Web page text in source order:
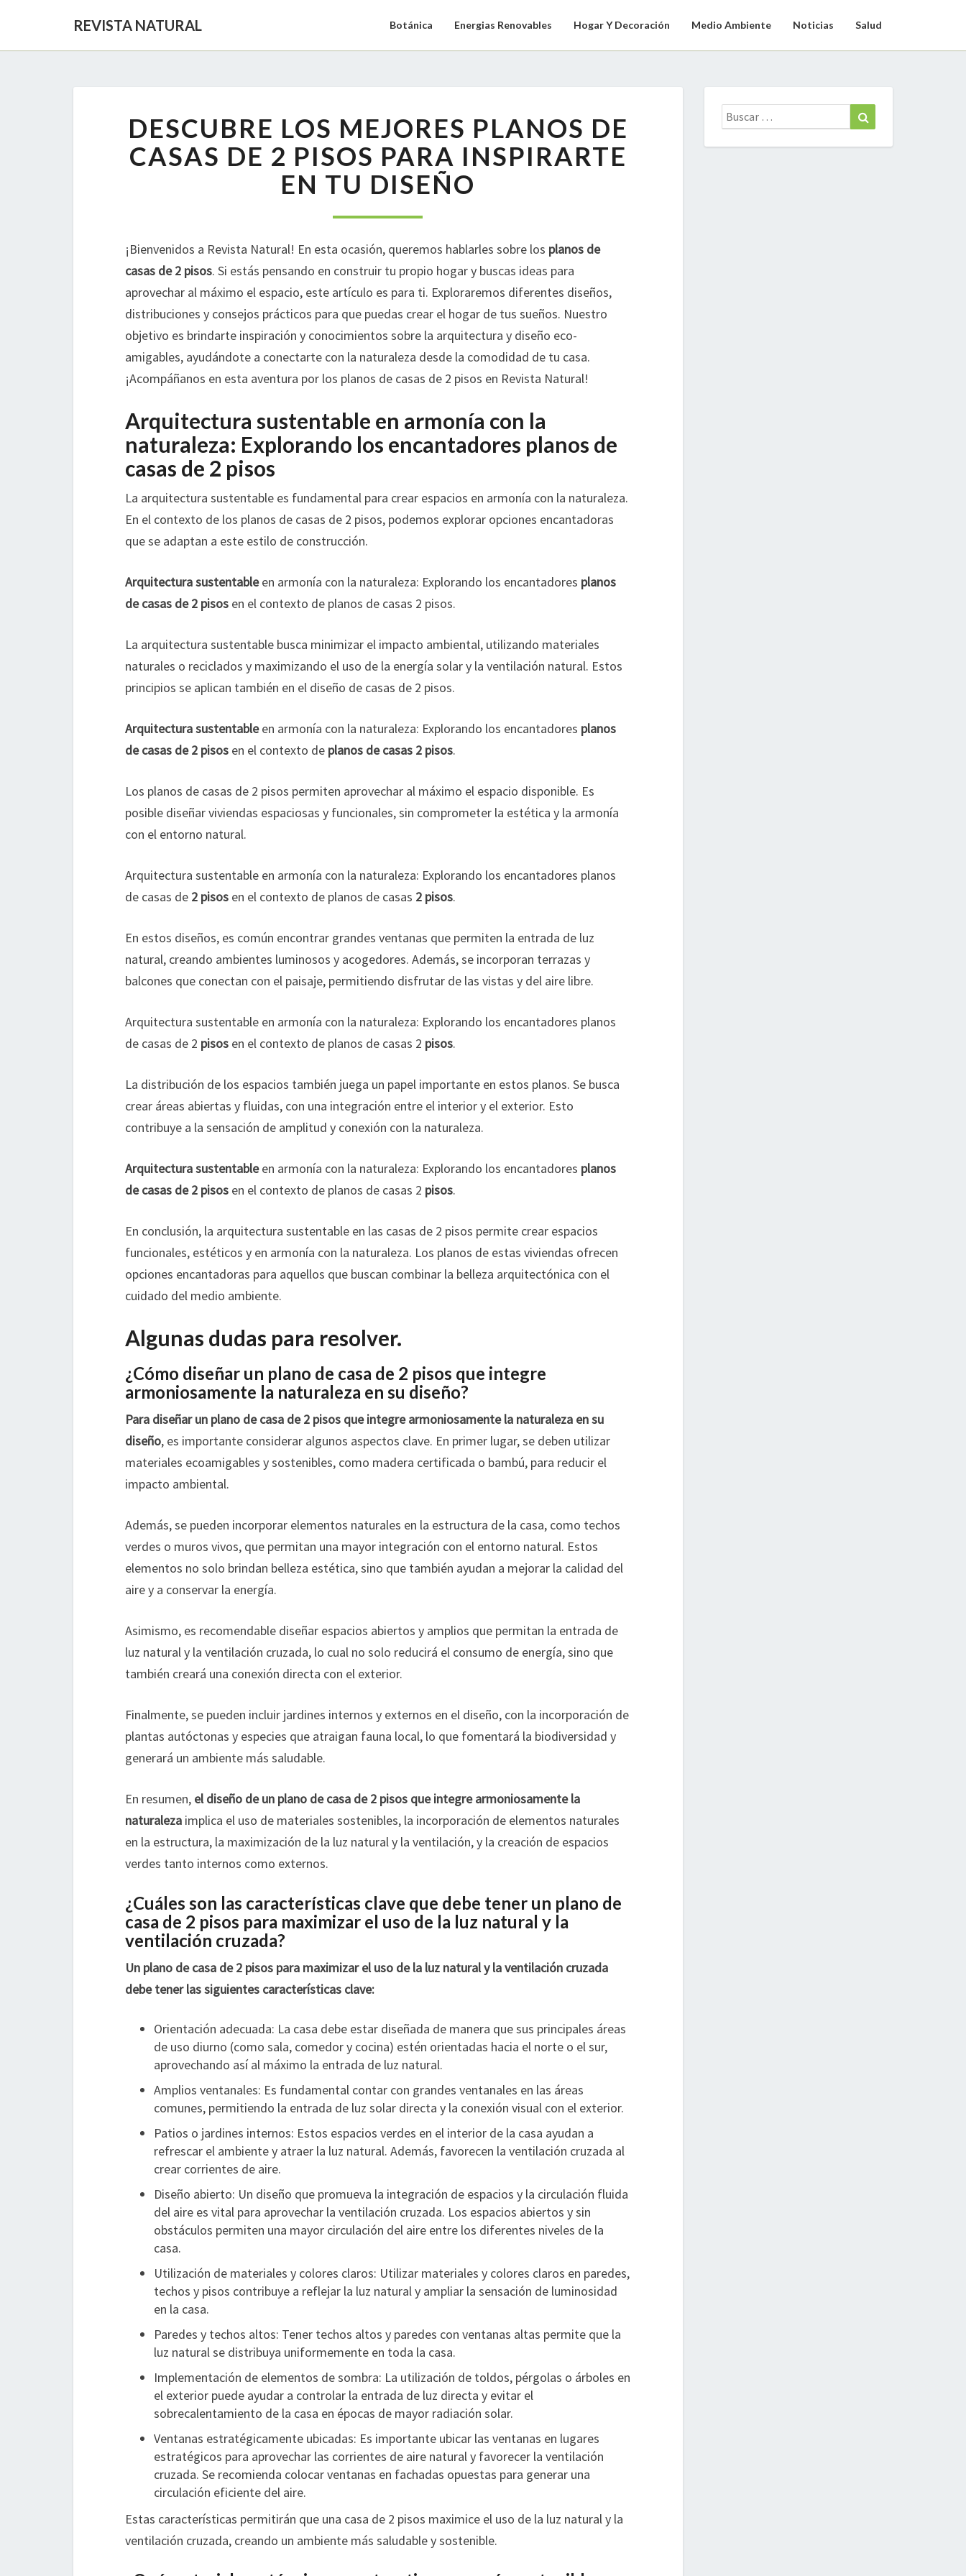
REVISTA NATURAL Botánica Energias Renovables Hogar Y Decoración Medio Ambiente Noticias Salud
LOS
MEJORES
PLANOS
DE
CASAS
DE
PISOS
PARA
INSPIRARTE
EN
TU
DISEÑO
DESCUBRE LOS MEJORES PLANOS DE
CASAS DE 2 PISOS PARA INSPIRARTE
EN TU DISEÑO
¡Bienvenidos a Revista Natural! En esta ocasión, queremos hablarles sobre los planos de
casas de 2 pisos. Si estás pensando en construir tu propio hogar y buscas ideas para
aprovechar al máximo el espacio, este artículo es para ti. Exploraremos diferentes diseños,
distribuciones y consejos prácticos para que puedas crear el hogar de tus sueños. Nuestro
objetivo es brindarte inspiración y conocimientos sobre la arquitectura y diseño eco-
amigables, ayudándote a conectarte con la naturaleza desde la comodidad de tu casa.
¡Acompáñanos en esta aventura por los planos de casas de 2 pisos en Revista Natural!
Arquitectura sustentable en armonía con la
naturaleza: Explorando los encantadores planos de
casas de 2 pisos
La arquitectura sustentable es fundamental para crear espacios en armonía con la naturaleza.
En el contexto de los planos de casas de 2 pisos, podemos explorar opciones encantadoras
que se adaptan a este estilo de construcción.
Arquitectura sustentableen armonía con la naturaleza: Explorando los encantadores planos
de casas de 2 pisos en el contexto de planos de casas 2 pisos.
La arquitectura sustentable busca minimizar el impacto ambiental, utilizando materiales
naturales o reciclados y maximizando el uso de la energía solar y la ventilación natural. Estos
principios se aplican también en el diseño de casas de 2 pisos.
Arquitectura sustentableen armonía con la naturaleza: Explorando los encantadores planos
de casas de 2 pisos en el contexto de planos de casas 2 pisos.
Los planos de casas de 2 pisos permiten aprovechar al máximo el espacio disponible. Es
posible diseñar viviendas espaciosas y funcionales, sin comprometer la estética y la armonía
con el entorno natural.
Arquitectura sustentable en armonía con la naturaleza: Explorando los encantadores planos
de casas de 2 pisos en el contexto de planos de casas 2 pisos.
En estos diseños, es común encontrar grandes ventanas que permiten la entrada de luz
natural, creando ambientes luminosos y acogedores. Además, se incorporan terrazas y
balcones que conectan con el paisaje, permitiendo disfrutar de las vistas y del aire libre.
Arquitectura sustentable en armonía con la naturaleza: Explorando los encantadores planos
de casas de 2 pisos en el contexto de planos de casas 2 pisos.
La distribución de los espacios también juega un papel importante en estos planos. Se busca
crear áreas abiertas y fluidas, con una integración entre el interior y el exterior. Esto
contribuye a la sensación de amplitud y conexión con la naturaleza.
Arquitectura sustentableen armonía con la naturaleza: Explorando los encantadores planos
de casas de 2 pisos en el contexto de planos de casas 2 pisos.
En conclusión, la arquitectura sustentable en las casas de 2 pisos permite crear espacios
funcionales, estéticos y en armonía con la naturaleza. Los planos de estas viviendas ofrecen
opciones encantadoras para aquellos que buscan combinar la belleza arquitectónica con el
cuidado del medio ambiente.
Algunas dudas para resolver.
¿Cómo diseñar un plano de casa de 2 pisos que integre
armoniosamente la naturaleza en su diseño?
Para diseñar un plano de casa de 2 pisos que integre armoniosamente la naturaleza en su
diseño, es importante considerar algunos aspectos clave. En primer lugar, se deben utilizar
materiales ecoamigables y sostenibles, como madera certificada o bambú, para reducir el
impacto ambiental.
Además, se pueden incorporar elementos naturales en la estructura de la casa, como techos
verdes o muros vivos, que permitan una mayor integración con el entorno natural. Estos
elementos no solo brindan belleza estética, sino que también ayudan a mejorar la calidad del
aire y a conservar la energía.
Asimismo, es recomendable diseñar espacios abiertos y amplios que permitan la entrada de
luz natural y la ventilación cruzada, lo cual no solo reducirá el consumo de energía, sino que
también creará una conexión directa con el exterior.
Finalmente, se pueden incluir jardines internos y externos en el diseño, con la incorporación de
plantas autóctonas y especies que atraigan fauna local, lo que fomentará la biodiversidad y
generará un ambiente más saludable.
En resumen, el diseño de un plano de casa de 2 pisos que integre armoniosamente la
naturaleza implica el uso de materiales sostenibles, la incorporación de elementos naturales
en la estructura, la maximización de la luz natural y la ventilación, y la creación de espacios
verdes tanto internos como externos.
¿Cuáles son las características clave que debe tener un plano de
casa de 2 pisos para maximizar el uso de la luz natural y la
ventilación cruzada?
Un plano de casa de 2 pisos para maximizar el uso de la luz natural y la ventilación cruzada
debe tener las siguientes características clave:
Orientación adecuada: La casa debe estar diseñada de manera que sus principales áreas
de uso diurno (como sala, comedor y cocina) estén orientadas hacia el norte o el sur,
aprovechando así al máximo la entrada de luz natural.
Amplios ventanales: Es fundamental contar con grandes ventanales en las áreas
comunes, permitiendo la entrada de luz solar directa y la conexión visual con el exterior.
Patios o jardines internos: Estos espacios verdes en el interior de la casa ayudan a
refrescar el ambiente y atraer la luz natural. Además, favorecen la ventilación cruzada al
crear corrientes de aire.
Diseño abierto: Un diseño que promueva la integración de espacios y la circulación fluida
del aire es vital para aprovechar la ventilación cruzada. Los espacios abiertos y sin
obstáculos permiten una mayor circulación del aire entre los diferentes niveles de la
casa.
Utilización de materiales y colores claros: Utilizar materiales y colores claros en paredes,
techos y pisos contribuye a reflejar la luz natural y ampliar la sensación de luminosidad
en la casa.
Paredes y techos altos: Tener techos altos y paredes con ventanas altas permite que la
luz natural se distribuya uniformemente en toda la casa.
Implementación de elementos de sombra: La utilización de toldos, pérgolas o árboles en
el exterior puede ayudar a controlar la entrada de luz directa y evitar el
sobrecalentamiento de la casa en épocas de mayor radiación solar.
Ventanas estratégicamente ubicadas: Es importante ubicar las ventanas en lugares
estratégicos para aprovechar las corrientes de aire natural y favorecer la ventilación
cruzada. Se recomienda colocar ventanas en fachadas opuestas para generar una
circulación eficiente del aire.
Estas características permitirán que una casa de 2 pisos maximice el uso de la luz natural y la
ventilación cruzada, creando un ambiente más saludable y sostenible.
Buscar: